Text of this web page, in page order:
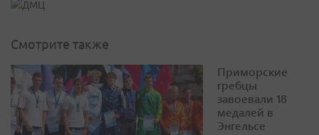
Смотрите также
Приморские
гребцы
завоевали 18
медалей в
Энгельсе